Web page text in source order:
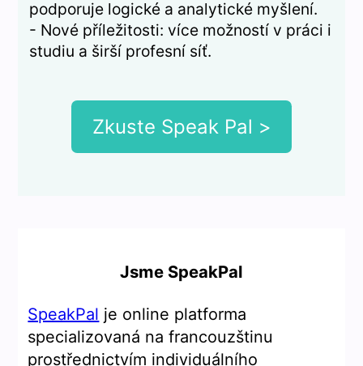
podporuje logické a analytické myšlení.
- Nové příležitosti: více možností v práci i
studiu a širší profesní síť.
Zkuste Speak Pal >
Jsme SpeakPal
SpeakPal je online platforma
specializovaná na francouzštinu
prostřednictvím individuálního